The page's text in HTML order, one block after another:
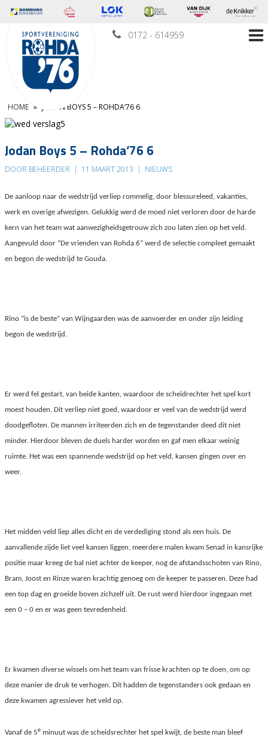
0172 - 614959
HOME » JODAN BOYS 5 – ROHDA‘76 6
Jodan Boys 5 – Rohda‘76 6
DOOR BEHEERDER | 11 MAART 2013 | NIEUWS
De aanloop naar de wedstrijd verliep rommelig, door blessureleed, vakanties,
werk en overige afwezigen. Gelukkig werd de moed niet verloren door de harde
kern van het team wat aanwezigheidsgetrouw zich zou laten zien op het veld.
Aangevuld door “De vrienden van Rohda 6” werd de selectie compleet gemaakt
en begon de wedstrijd te Gouda.
Rino “is de beste” van Wijngaarden was de aanvoerder en onder zijn leiding
begon de wedstrijd.
Er werd fel gestart, van beide kanten, waardoor de scheidrechter het spel kort
moest houden. Dit verliep niet goed, waardoor er veel van de wedstrijd werd
doodgefloten. De mannen irriteerden zich en de tegenstander deed dit niet
minder. Hierdoor bleven de duels harder worden en gaf men elkaar weinig
ruimte. Het was een spannende wedstrijd op het veld, kansen gingen over en
weer.
Het midden veld liep alles dicht en de verdediging stond als een huis. De
aanvallende zijde liet veel kansen liggen, meerdere malen kwam Senad in kansrijke
positie maar kreeg de bal niet achter de keeper, nog de afstandsschoten van Rino,
Bram, Joost en Rinze waren krachtig genoeg om de keeper te passeren. Deze had
een top dag en groeide boven zichzelf uit. De rust werd hierdoor ingegaan met
een 0 – 0 en er was geen tevredenheid.
Er kwamen diverse wissels om het team van frisse krachten op te doen, om op
deze manier de druk te verhogen. Dit hadden de tegenstanders ook gedaan en
deze kwamen agressiever het veld op.
Vanaf de 5e minuut was de scheidsrechter het spel kwijt, de beste man bleef